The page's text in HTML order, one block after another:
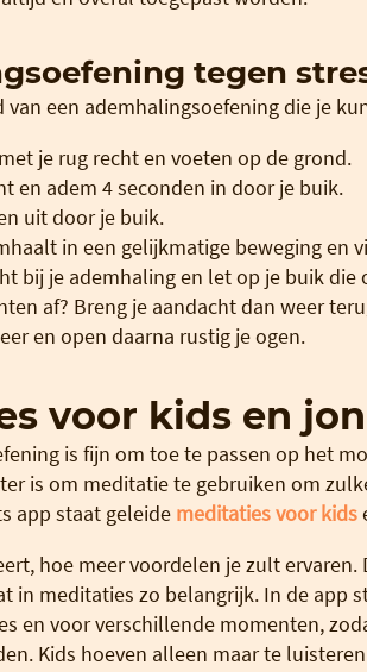
tegen
van een ademhalingsoefening die je
je rug recht en voeten op de grond.
en adem 4 seconden in door je buik.
uit door je buik.
in een gelijkmatige beweging en
bij je ademhaling en let op je buik die
af? Breng je aandacht dan weer
en open daarna rustig je ogen.
voor kids en
is fijn om toe te passen op het
is om meditatie te gebruiken om
app staat geleide meditaties voor kids
hoe meer voordelen je zult
in meditaties zo belangrijk. In de app
en voor verschillende momenten,
Kids hoeven alleen maar te